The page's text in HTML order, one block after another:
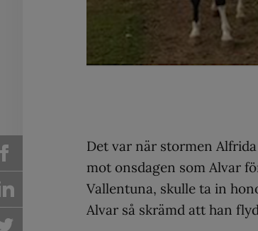
Det var när stormen
mot onsdagen som Alvar
Vallentuna, skulle ta in
Alvar så skrämd att han